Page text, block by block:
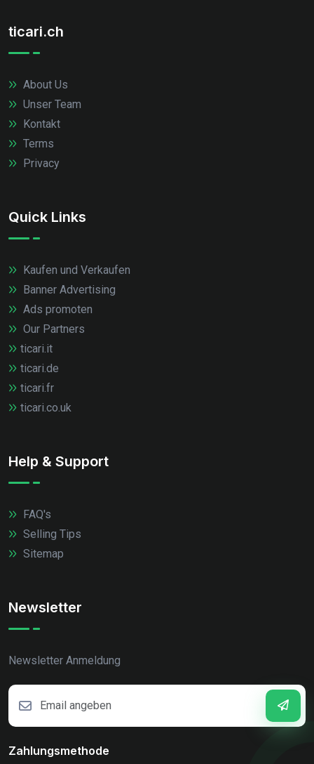
ticari.ch
About Us
Unser Team
Kontakt
Terms
Privacy
Quick Links
Kaufen und Verkaufen
Banner Advertising
Ads promoten
Our Partners
ticari.it
ticari.de
ticari.fr
ticari.co.uk
Help & Support
FAQ's
Selling Tips
Sitemap
Newsletter
Newsletter Anmeldung
Zahlungsmethode